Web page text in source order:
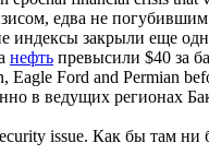
едва не погубившим
индексы закрыли еще
нефть превысили $40 за
Eagle Ford and Permian
в ведущих регионах
issue. Как бы там ни